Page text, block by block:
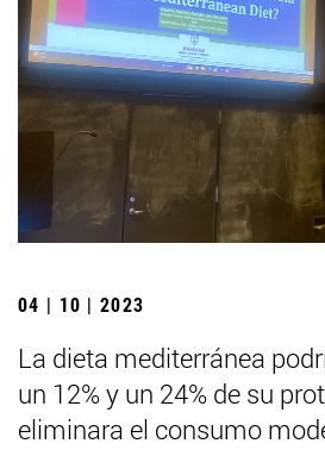
04 | 10 | 2023
La dieta mediterránea
un 12% y un 24% de su
eliminara el consumo